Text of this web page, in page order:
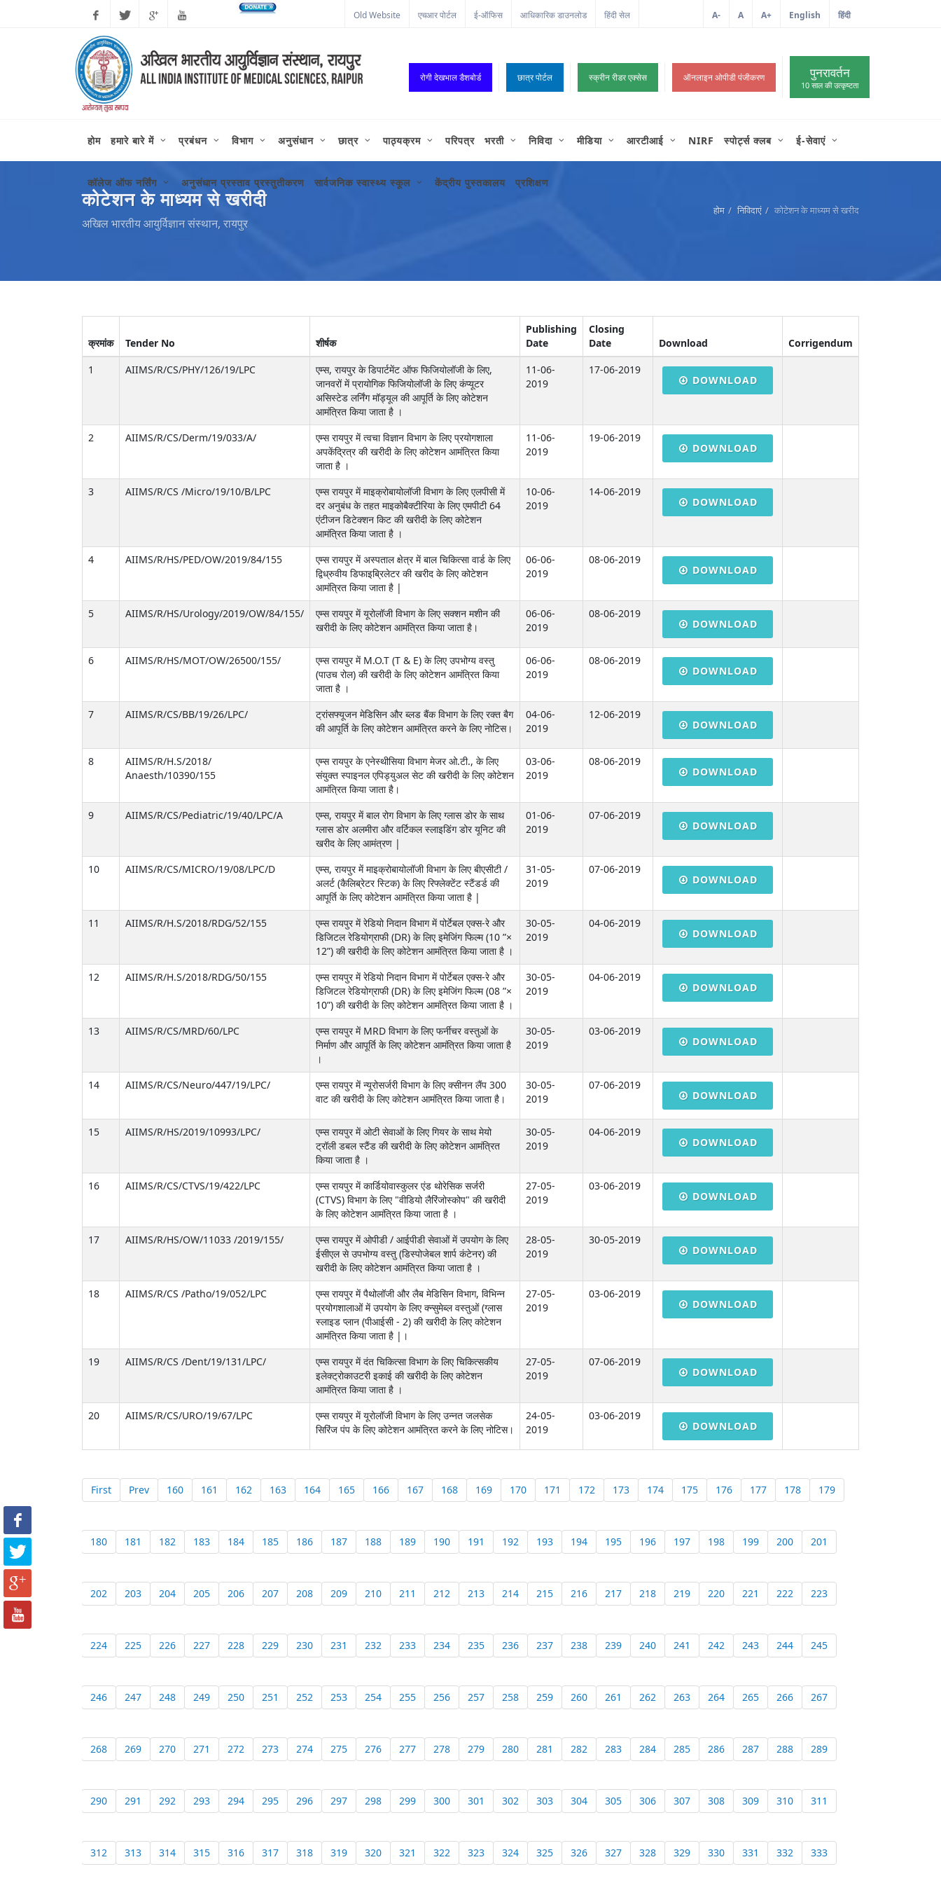
FacebookTwitter
Plus
Old Website एचआर पोर्टल ई-ऑफिस आधिकारिक डाउनलोड हिंदी सेल A- A A+ English हिंदी
रोगी देखभाल डैशबोर्ड छात्र पोर्टल स्क्रीन रीडर एक्सेस ऑनलाइन ओपीडी पंजीकरण पुनरावर्तन
10 साल की उत्कृष्टता
होम हमारे बारे में प्रबंधन विभाग अनुसंधान छात्र पाठ्यक्रम परिपत्र भरती निविदा मीडिया आरटीआई NIRF स्पोर्ट्स क्लब ई-सेवाएं
कॉलेज ऑफ नर्सिंग अनुसंधान प्रस्ताव प्रस्तुतीकरण सार्वजनिक स्वास्थ्य स्कूल केंद्रीय पुस्तकालय प्रशिक्षण
कोटेशन के माध्यम से खरीदी
अखिल भारतीय आयुर्विज्ञान संस्थान, रायपुर
होम निविदाएं कोटेशन के माध्यम से खरीद
क्रमांक Tender No शीर्षक
Publishing
Date
Closing
Date
Download
Corrigendum
1
AIIMS/R/CS/PHY/126/19/LPC
एम्स, रायपुर के डिपार्टमेंट ऑफ फिजियोलॉजी के लिए,
जानवरों में प्रायोगिक फिजियोलॉजी के लिए कंप्यूटर
असिस्टेड लर्निंग मॉड्यूल की आपूर्ति के लिए कोटेशन
आमंत्रित किया जाता है ।
11-06-
2019
17-06-2019
DOWNLOAD
2 AIIMS/R/CS/Derm/19/033/A/
एम्स रायपुर में त्वचा विज्ञान विभाग के लिए प्रयोगशाला
अपकेंद्रित्र की खरीदी के लिए कोटेशन आमंत्रित किया
जाता है ।
11-06-
2019
19-06-2019
DOWNLOAD
3 AIIMS/R/CS /Micro/19/10/B/LPC
एम्स रायपुर में माइक्रोबायोलॉजी विभाग के लिए एलपीसी में
दर अनुबंध के तहत माइकोबैक्टीरिया के लिए एमपीटी 64
एंटीजन डिटेक्शन किट की खरीदी के लिए कोटेशन
आमंत्रित किया जाता है ।
10-06-
2019
14-06-2019
DOWNLOAD
4 AIIMS/R/HS/PED/OW/2019/84/155
एम्स रायपुर में अस्पताल क्षेत्र में बाल चिकित्सा वार्ड के लिए
द्विध्रुवीय डिफाइब्रिलेटर की खरीद के लिए कोटेशन
आमंत्रित किया जाता है |
06-06-
2019
08-06-2019
DOWNLOAD
5 AIIMS/R/HS/Urology/2019/OW/84/155/
एम्स रायपुर में यूरोलॉजी विभाग के लिए सक्शन मशीन की
खरीदी के लिए कोटेशन आमंत्रित किया जाता है।
06-06-
2019
08-06-2019
DOWNLOAD
6 AIIMS/R/HS/MOT/OW/26500/155/
एम्स रायपुर में M.O.T (T & E) के लिए उपभोग्य वस्तु
(पाउच रोल) की खरीदी के लिए कोटेशन आमंत्रित किया
जाता है ।
06-06-
2019
08-06-2019
DOWNLOAD
7 AIIMS/R/CS/BB/19/26/LPC/
ट्रांसफ्यूजन मेडिसिन और ब्लड बैंक विभाग के लिए रक्त बैग
की आपूर्ति के लिए कोटेशन आमंत्रित करने के लिए नोटिस।
04-06-
2019
12-06-2019
DOWNLOAD
8
AIIMS/R/H.S/2018/
Anaesth/10390/155
एम्स रायपुर के एनेस्थीसिया विभाग मेजर ओ.टी., के लिए
संयुक्त स्पाइनल एपिड्युअल सेट की खरीदी के लिए कोटेशन
आमंत्रित किया जाता है।
03-06-
2019
08-06-2019
DOWNLOAD
9 AIIMS/R/CS/Pediatric/19/40/LPC/A
एम्स, रायपुर में बाल रोग विभाग के लिए ग्लास डोर के साथ
ग्लास डोर अलमीरा और वर्टिकल स्लाइडिंग डोर यूनिट की
खरीद के लिए आमंत्रण |
01-06-
2019
07-06-2019
DOWNLOAD
10 AIIMS/R/CS/MICRO/19/08/LPC/D
एम्स, रायपुर में माइक्रोबायोलॉजी विभाग के लिए बीएसीटी /
अलर्ट (कैलिब्रेटर स्टिक) के लिए रिफ्लेक्टेंट स्टैंडर्ड की
आपूर्ति के लिए कोटेशन आमंत्रित किया जाता है |
31-05-
2019
07-06-2019
DOWNLOAD
11 AIIMS/R/H.S/2018/RDG/52/155
एम्स रायपुर में रेडियो निदान विभाग में पोर्टेबल एक्स-रे और
डिजिटल रेडियोग्राफी (DR) के लिए इमेजिंग फिल्म (10 ”×
12”) की खरीदी के लिए कोटेशन आमंत्रित किया जाता है ।
30-05-
2019
04-06-2019
DOWNLOAD
12 AIIMS/R/H.S/2018/RDG/50/155
एम्स रायपुर में रेडियो निदान विभाग में पोर्टेबल एक्स-रे और
डिजिटल रेडियोग्राफी (DR) के लिए इमेजिंग फिल्म (08 ”×
10”) की खरीदी के लिए कोटेशन आमंत्रित किया जाता है ।
30-05-
2019
04-06-2019
DOWNLOAD
13 AIIMS/R/CS/MRD/60/LPC
एम्स रायपुर में MRD विभाग के लिए फर्नीचर वस्तुओं के
निर्माण और आपूर्ति के लिए कोटेशन आमंत्रित किया जाता है
।
30-05-
2019
03-06-2019
DOWNLOAD
14 AIIMS/R/CS/Neuro/447/19/LPC/
एम्स रायपुर में न्यूरोसर्जरी विभाग के लिए क्सीनन लैंप 300
वाट की खरीदी के लिए कोटेशन आमंत्रित किया जाता है।
30-05-
2019
07-06-2019
DOWNLOAD
15 AIIMS/R/HS/2019/10993/LPC/
एम्स रायपुर में ओटी सेवाओं के लिए गियर के साथ मेयो
ट्रॉली डबल स्टैंड की खरीदी के लिए कोटेशन आमंत्रित
किया जाता है ।
30-05-
2019
04-06-2019
DOWNLOAD
16 AIIMS/R/CS/CTVS/19/422/LPC
एम्स रायपुर में कार्डियोवास्कुलर एंड थोरेसिक सर्जरी
(CTVS) विभाग के लिए "वीडियो लैरिंजोस्कोप" की खरीदी
के लिए कोटेशन आमंत्रित किया जाता है ।
27-05-
2019
03-06-2019
DOWNLOAD
17 AIIMS/R/HS/OW/11033 /2019/155/
एम्स रायपुर में ओपीडी / आईपीडी सेवाओं में उपयोग के लिए
ईसीएल से उपभोग्य वस्तु (डिस्पोजेबल शार्प कंटेनर) की
खरीदी के लिए कोटेशन आमंत्रित किया जाता है ।
28-05-
2019
30-05-2019
DOWNLOAD
18 AIIMS/R/CS /Patho/19/052/LPC
एम्स रायपुर में पैथोलॉजी और लैब मेडिसिन विभाग, विभिन्न
प्रयोगशालाओं में उपयोग के लिए क्न्सुमेब्ल वस्तुओं (ग्लास
स्लाइड प्लान (पीआईसी - 2) की खरीदी के लिए कोटेशन
आमंत्रित किया जाता है |।
27-05-
2019
03-06-2019
DOWNLOAD
19 AIIMS/R/CS /Dent/19/131/LPC/
एम्स रायपुर में दंत चिकित्सा विभाग के लिए चिकित्सकीय
इलेक्ट्रोकाउटरी इकाई की खरीदी के लिए कोटेशन
आमंत्रित किया जाता है ।
27-05-
2019
07-06-2019
DOWNLOAD
20 AIIMS/R/CS/URO/19/67/LPC
एम्स रायपुर में यूरोलॉजी विभाग के लिए उन्नत जलसेक
सिरिंज पंप के लिए कोटेशन आमंत्रित करने के लिए नोटिस।
24-05-
2019
03-06-2019
DOWNLOAD
First Prev 160 161 162 163 164 165 166 167 168 169 170 171 172 173 174 175 176 177 178 179
180 181 182 183 184 185 186 187 188 189 190 191 192 193 194 195 196 197 198 199 200 201
202 203 204 205 206 207 208 209 210 211 212 213 214 215 216 217 218 219 220 221 222 223
224 225 226 227 228 229 230 231 232 233 234 235 236 237 238 239 240 241 242 243 244 245
246 247 248 249 250 251 252 253 254 255 256 257 258 259 260 261 262 263 264 265 266 267
268 269 270 271 272 273 274 275 276 277 278 279 280 281 282 283 284 285 286 287 288 289
290 291 292 293 294 295 296 297 298 299 300 301 302 303 304 305 306 307 308 309 310 311
312 313 314 315 316 317 318 319 320 321 322 323 324 325 326 327 328 329 330 331 332 333